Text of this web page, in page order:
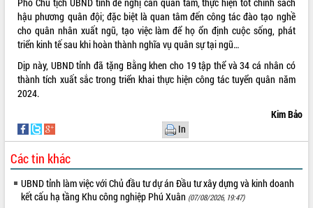
Đắk Lắk: Tôn vinh 46 giải pháp tại Hội
thi Sáng tạo Kỹ thuật 2024 - 2025
Đắk Lắk rà soát, điều chỉnh Đề án 190
về phát triển nuôi trồng thủy sản
Phó Chủ tịch UBND tỉnh Đắk Lắk
Trương Công Thái kiểm tra thực địa
Thuột
Định vị cà phê Việt Nam như một “di
sản sống” trong dòng chảy toàn cầu
Xây dựng nông thôn mới: Nâng cao đời
sống người dân từ những mô hình thiết
thực
hậu phương quân đội; đặc biệt là quan tâm đến công tác đào tạo nghề
cho quân nhân xuất ngũ, tạo việc làm để họ ổn định cuộc sống, phát
triển kinh tế sau khi hoàn thành nghĩa vụ quân sự tại ngũ…
Dịp này, UBND tỉnh đã tặng Bằng khen cho 19 tập thể và 34 cá nhân có
thành tích xuất sắc trong triển khai thực hiện công tác tuyển quân năm
2024.
Kim Bảo
In
Các tin khác
UBND tỉnh làm việc với Chủ đầu tư dự án Đầu tư xây dựng và kinh doanh
kết cấu hạ tầng Khu công nghiệp Phú Xuân (07/08/2026, 19:47)